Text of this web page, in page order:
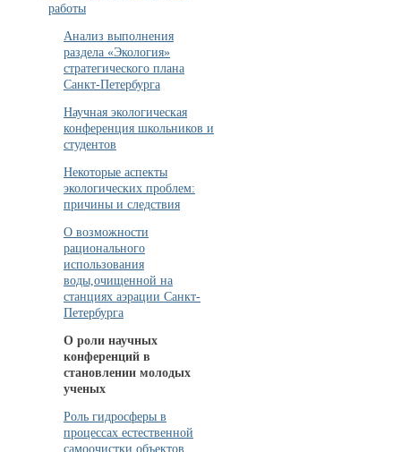
работы
Анализ выполнения
раздела «Экология»
стратегического плана
Санкт-Петербурга
Научная экологическая
конференция школьников и
студентов
Некоторые аспекты
экологических проблем:
причины и следствия
О возможности
рационального
использования
воды,очищенной на
станциях аэрации Санкт-
Петербурга
О роли научных
конференций в
становлении молодых
ученых
Роль гидросферы в
процессах естественной
самоочистки объектов